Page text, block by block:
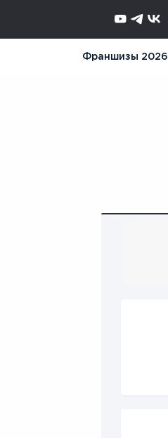
Франшизы 2026